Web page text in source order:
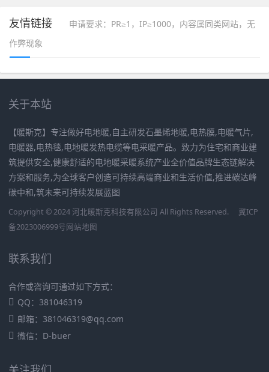
友情链接
申请要求：PR≥1，IP≥1000，内容属同类网站，无
作弊现象
关于本站
【暖斯克】专注做好电地暖,自主研发石墨烯地暖,电热膜,电暖气片,
电暖器,电热毯,电地暖发热电缆等电采暖产品。致力为住宅和商业建
筑提供安全,健康舒适的电地暖采暖系统产业全价值品牌生态链解决
方案和服务,为全球客户创造可持续高端商业和生活价值,推进碳达峰
碳中和,筑未来可持续发展蓝图
Copyright © 2024 河北暖斯克科技有限公司 All Rights Reserved.
冀ICP
备2023006999号网站地图
联系我们
合作或咨询可通过如下方式：
QQ：381046319
邮箱：381046319@qq.com
微信：D-buer